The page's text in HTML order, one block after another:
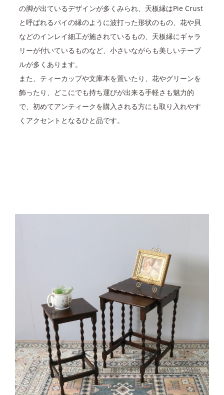
の脚が出ているデザインが多くみられ、天板縁はPie Crust
と呼ばれるパイの縁のように波打った形状のもの、花や貝
などのインレイ細工が施されているもの、天板縁にギャラ
リーが付いているものなど、小さいながらも美しいテーブ
ルが多くあります。
また、ティーカップや文庫本を置いたり、花やグリーンを
飾ったり、どこにでも持ち運びが出来る手軽さも魅力的
で、初めてアンティークを購入される方にも取り入れやす
くアクセントとなるひと品です。